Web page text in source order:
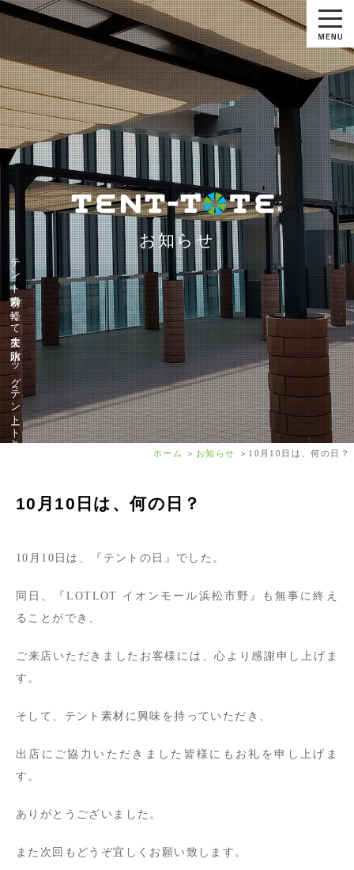
お知らせ
テント素材の軽くて丈夫な防水バッグ『テントート』
ホーム お知らせ 10月10日は、何の日？
10月10日は、何の日？
10月10日は、『テントの日』でした。
同日、『LOTLOT イオンモール浜松市野』も無事に終え
ることができ、
ご来店いただきましたお客様には、心より感謝申し上げま
す。
そして、テント素材に興味を持っていただき、
出店にご協力いただきました皆様にもお礼を申し上げま
す。
ありがとうございました。
また次回もどうぞ宜しくお願い致します。